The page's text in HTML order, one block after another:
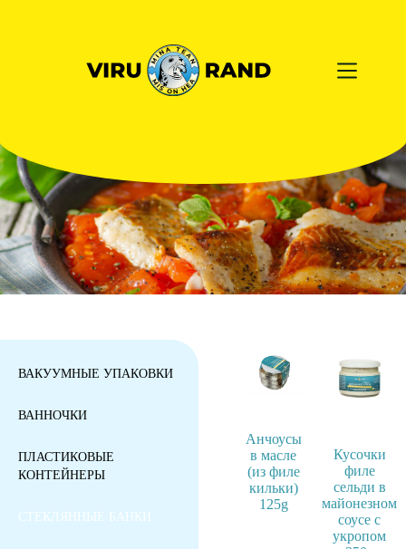
ВАКУУМНЫЕ УПАКОВКИ
ВАННОЧКИ
ПЛАСТИКОВЫЕ
КОНТЕЙНЕРЫ
СТЕКЛЯННЫЕ БАНКИ
Анчоусы
в масле
(из филе
кильки)
125g
Кусочки
филе
сельди в
майонезном
соусе с
укропом